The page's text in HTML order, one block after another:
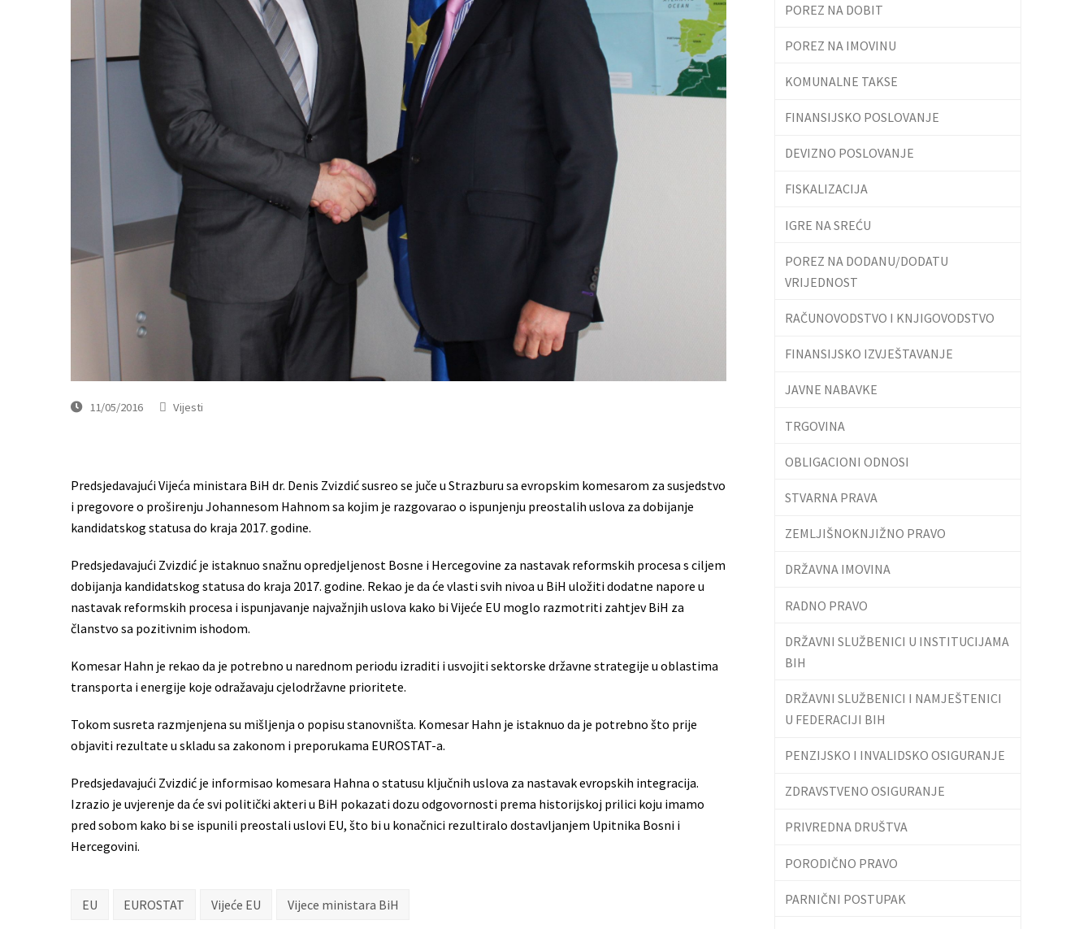
11/05/2016 Vijesti
Predsjedavajući Vijeća ministara BiH dr. Denis Zvizdić susreo se juče u Strazburu sa evropskim komesarom za susjedstvo
i pregovore o proširenju Johannesom Hahnom sa kojim je razgovarao o ispunjenju preostalih uslova za dobijanje
kandidatskog statusa do kraja 2017. godine.
Predsjedavajući Zvizdić je istaknuo snažnu opredjeljenost Bosne i Hercegovine za nastavak reformskih procesa s ciljem
dobijanja kandidatskog statusa do kraja 2017. godine. Rekao je da će vlasti svih nivoa u BiH uložiti dodatne napore u
nastavak reformskih procesa i ispunjavanje najvažnjih uslova kako bi Vijeće EU moglo razmotriti zahtjev BiH za
članstvo sa pozitivnim ishodom.
Komesar Hahn je rekao da je potrebno u narednom periodu izraditi i usvojiti sektorske državne strategije u oblastima
transporta i energije koje odražavaju cjelodržavne prioritete.
Tokom susreta razmjenjena su mišljenja o popisu stanovništa. Komesar Hahn je istaknuo da je potrebno što prije
objaviti rezultate u skladu sa zakonom i preporukama EUROSTAT-a.
Predsjedavajući Zvizdić je informisao komesara Hahna o statusu ključnih uslova za nastavak evropskih integracija.
Izrazio je uvjerenje da će svi politički akteri u BiH pokazati dozu odgovornosti prema historijskoj prilici koju imamo
pred sobom kako bi se ispunili preostali uslovi EU, što bi u konačnici rezultiralo dostavljanjem Upitnika Bosni i
Hercegovini.
EU EUROSTAT Vijeće EU Vijece ministara BiH
POREZ NA DOBIT
POREZ NA IMOVINU
KOMUNALNE TAKSE
FINANSIJSKO POSLOVANJE
DEVIZNO POSLOVANJE
FISKALIZACIJA
IGRE NA SREĆU
POREZ NA DODANU/DODATU
VRIJEDNOST
RAČUNOVODSTVO I KNJIGOVODSTVO
FINANSIJSKO IZVJEŠTAVANJE
JAVNE NABAVKE
TRGOVINA
OBLIGACIONI ODNOSI
STVARNA PRAVA
ZEMLJIŠNOKNJIŽNO PRAVO
DRŽAVNA IMOVINA
RADNO PRAVO
DRŽAVNI SLUŽBENICI U INSTITUCIJAMA
BIH
DRŽAVNI SLUŽBENICI I NAMJEŠTENICI
U FEDERACIJI BIH
PENZIJSKO I INVALIDSKO OSIGURANJE
ZDRAVSTVENO OSIGURANJE
PRIVREDNA DRUŠTVA
PORODIČNO PRAVO
PARNIČNI POSTUPAK